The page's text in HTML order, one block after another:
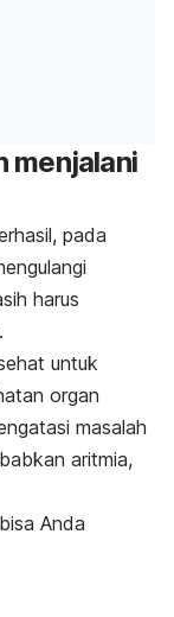
menjalani
pada
harus
untuk
organ
masalah
aritmia,
Anda